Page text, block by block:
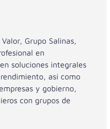
Grupo Salinas,
en
soluciones integrales
así como
y gobierno,
con grupos de